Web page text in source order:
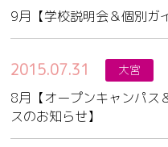
9月【学校説明会＆個別ガ
2015.07.31 大宮
8月【オープンキャンパス
スのお知らせ】